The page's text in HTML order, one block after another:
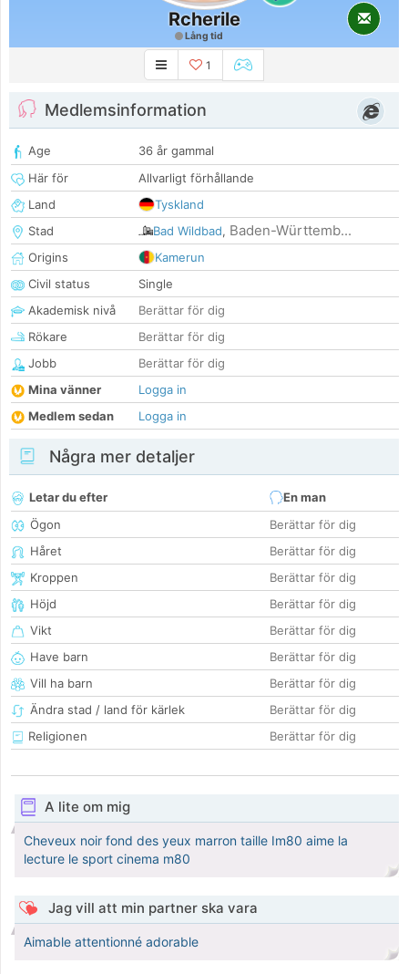
Rcherile
Lång tid
1
Medlemsinformation
Age
36 år gammal
Här för
Allvarligt förhållande
Land
Tyskland
Stad
Bad Wildbad, Baden-Württemb...
Origins
Kamerun
Civil status
Single
Akademisk nivå
Berättar för dig
Rökare
Berättar för dig
Jobb
Berättar för dig
Mina vänner
Logga in
Medlem sedan
Logga in
Några mer detaljer
Letar du efter
En man
Ögon
Berättar för dig
Håret
Berättar för dig
Kroppen
Berättar för dig
Höjd
Berättar för dig
Vikt
Berättar för dig
Have barn
Berättar för dig
Vill ha barn
Berättar för dig
Ändra stad / land för kärlek
Berättar för dig
Religionen
Berättar för dig
A lite om mig
Cheveux noir fond des yeux marron taille Im80 aime la
lecture le sport cinema m80
Jag vill att min partner ska vara
Aimable attentionné adorable